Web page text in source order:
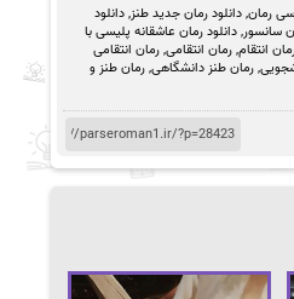
رمان,دانلود رمان جدید طنز,دانلود
,دانلود رمان عاشقانه پلیسی با
انتقام,رمان انتقامی,رمان انتقامی
,رمان طنز دانشگاهی,رمان طنز و